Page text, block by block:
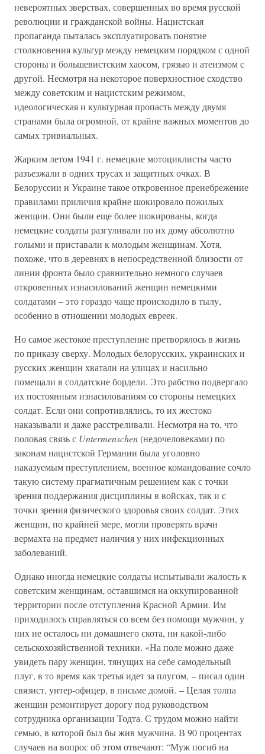
невероятных зверствах, совершенных во время русской
революции и гражданской войны. Нацистская
пропаганда пыталась эксплуатировать понятие
столкновения культур между немецким порядком с одной
стороны и большевистским хаосом, грязью и атеизмом с
другой. Несмотря на некоторое поверхностное сходство
между советским и нацистским режимом,
идеологическая и культурная пропасть между двумя
странами была огромной, от крайне важных моментов до
самых тривиальных.
Жарким летом 1941 г. немецкие мотоциклисты часто
разъезжали в одних трусах и защитных очках. В
Белоруссии и Украине такое откровенное пренебрежение
правилами приличия крайне шокировало пожилых
женщин. Они были еще более шокированы, когда
немецкие солдаты разгуливали по их дому абсолютно
голыми и приставали к молодым женщинам. Хотя,
похоже, что в деревнях в непосредственной близости от
линии фронта было сравнительно немного случаев
откровенных изнасилований женщин немецкими
солдатами – это гораздо чаще происходило в тылу,
особенно в отношении молодых евреек.
Но самое жестокое преступление претворялось в жизнь
по приказу сверху. Молодых белорусских, украинских и
русских женщин хватали на улицах и насильно
помещали в солдатские бордели. Это рабство подвергало
их постоянным изнасилованиям со стороны немецких
солдат. Если они сопротивлялись, то их жестоко
наказывали и даже расстреливали. Несмотря на то, что
половая связь с Untermenschen(недочеловеками) по
законам нацистской Германии была уголовно
наказуемым преступлением, военное командование сочло
такую систему прагматичным решением как с точки
зрения поддержания дисциплины в войсках, так и с
точки зрения физического здоровья своих солдат. Этих
женщин, по крайней мере, могли проверять врачи
вермахта на предмет наличия у них инфекционных
заболеваний.
Однако иногда немецкие солдаты испытывали жалость к
советским женщинам, оставшимся на оккупированной
территории после отступления Красной Армии. Им
приходилось справляться со всем без помощи мужчин, у
них не осталось ни домашнего скота, ни какой-либо
сельскохозяйственной техники. «На поле можно даже
увидеть пару женщин, тянущих на себе самодельный
плуг, в то время как третья идет за плугом, – писал один
связист, унтер-офицер, в письме домой. – Целая толпа
женщин ремонтирует дорогу под руководством
сотрудника организации Тодта. С трудом можно найти
семью, в которой был бы жив мужчина. В 90 процентах
случаев на вопрос об этом отвечают: “Муж погиб на